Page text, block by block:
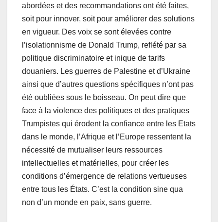
abordées et des recommandations ont été faites,
soit pour innover, soit pour améliorer des solutions
en vigueur. Des voix se sont élevées contre
l’isolationnisme de Donald Trump, reflété par sa
politique discriminatoire et inique de tarifs
douaniers. Les guerres de Palestine et d’Ukraine
ainsi que d’autres questions spécifiques n’ont pas
été oubliées sous le boisseau. On peut dire que
face à la violence des politiques et des pratiques
Trumpistes qui érodent la confiance entre les Etats
dans le monde, l’Afrique et l’Europe ressentent la
nécessité de mutualiser leurs ressources
intellectuelles et matérielles, pour créer les
conditions d’émergence de relations vertueuses
entre tous les États. C’est la condition sine qua
non d’un monde en paix, sans guerre.